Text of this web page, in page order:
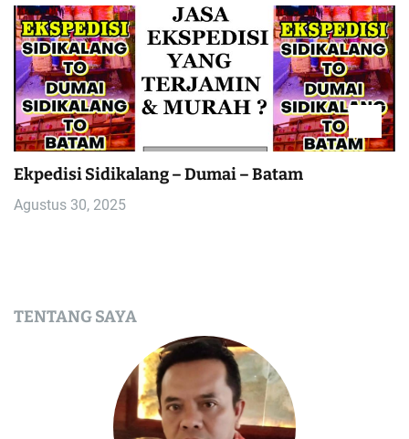
Ekpedisi Sidikalang – Dumai – Batam
Agustus 30, 2025
TENTANG SAYA